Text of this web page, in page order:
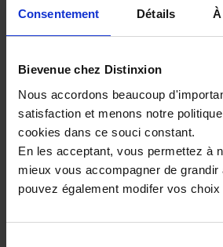
Consentement Détails
Bievenue chez Distinxion
Nous accordons beaucoup
satisfaction et menons notre
cookies dans ce souci constant.
En les acceptant, vous permettez à
mieux vous accompagner de
pouvez également modifer vos
énergie
Cupra ateca Essence
Cupra ateca Electrique
Cupra ateca Hybride
Choisissez parmi
selon la boîte de vitesses
Cupra ateca à boîte automatique